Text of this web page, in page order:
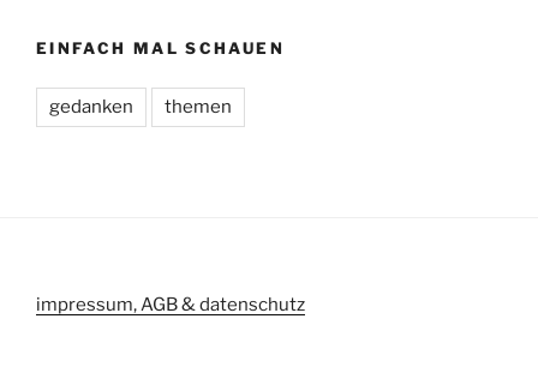
EINFACH MAL SCHAUEN
gedanken themen
impressum, AGB & datenschutz